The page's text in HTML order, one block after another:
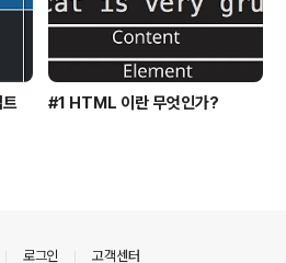
#1 HTML 이란 무엇인가?
로그인 고객센터